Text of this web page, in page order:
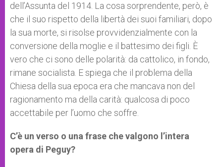
dell’Assunta del 1914. La cosa sorprendente, però, è
che il suo rispetto della libertà dei suoi familiari, dopo
la sua morte, si risolse provvidenzialmente con la
conversione della moglie e il battesimo dei figli. È
vero che ci sono delle polarità: da cattolico, in fondo,
rimane socialista. E spiega che il problema della
Chiesa della sua epoca era che mancava non del
ragionamento ma della carità: qualcosa di poco
accettabile per l’uomo che soffre.
C’è un verso o una frase che valgono l’intera
opera di Peguy?